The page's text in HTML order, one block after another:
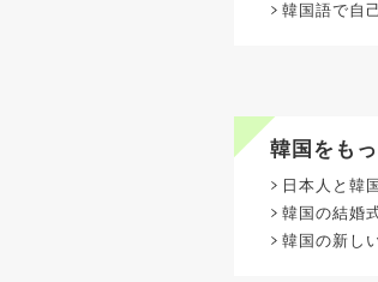
韓国語で自
韓国をも
日本人と韓
韓国の結婚
韓国の新し